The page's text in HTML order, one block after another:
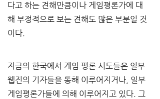
다고 하는 견해만큼이나 게임평론가에 대
해 부정적으로 보는 견해도 많은 부분일 것
이다.
지금의 한국에서 게임 평론 시도들은 일부
웹진의 기자들을 통해 이루어지거나, 일부
게임평론가들에 의해 이루어지고 있다. 그